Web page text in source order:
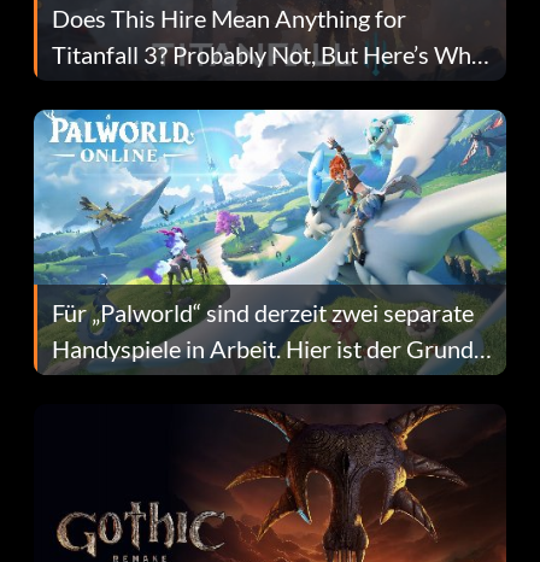
Does This Hire Mean Anything for
Titanfall 3? Probably Not, But Here’s Why
Fans Are Hopeful
Für „Palworld“ sind derzeit zwei separate
Handyspiele in Arbeit. Hier ist der Grund
dafür.